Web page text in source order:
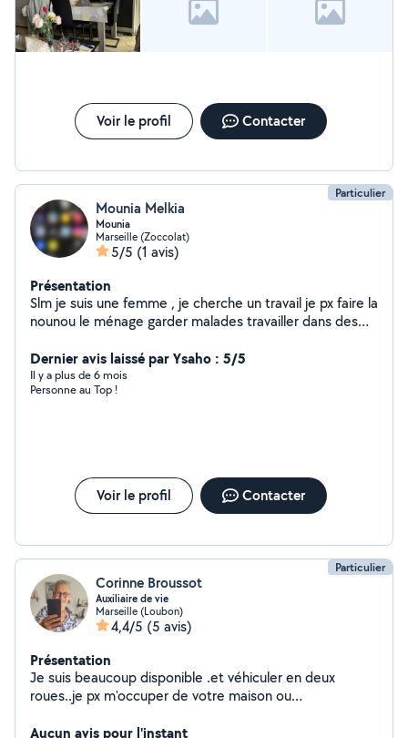
Voir le profil Contacter
Particulier
Mounia Melkia
Mounia
Marseille (Zoccolat)
5/5 (1 avis)
Présentation
Slm je suis une femme , je cherche un travail je px faire la
nounou le ménage garder malades travailler dans des
pas à m'appeler
Dernier avis laissé par Ysaho : 5/5
Il y a plus de 6 mois
Personne au Top !
Voir le profil Contacter
Particulier
Corinne Broussot
Auxiliaire de vie
Marseille (Loubon)
4,4/5 (5 avis)
Présentation
Je suis beaucoup disponible .et véhiculer en deux
roues..je px m'occuper de votre maison ou
Merci à bientôt
Aucun avis pour l'instant